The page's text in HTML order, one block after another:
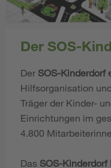
Der SOS-
Der SOS-Kinderdorf
Hilfsorganisation
Träger der Kinder-
Einrichtungen im
4.800
Das SOS-Kinderdorf